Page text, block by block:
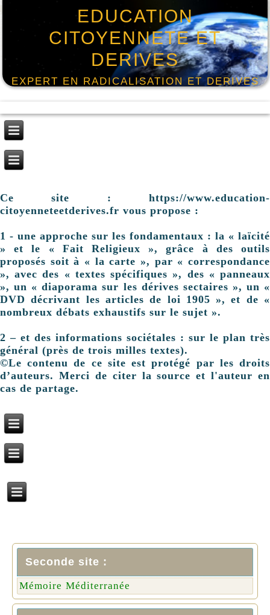
EDUCATION
CITOYENNETE ET
DERIVES
EXPERT EN RADICALISATION ET DERIVES
Ce site : https://www.education-
citoyenneteetderives.fr vous propose :
1 - une approche sur les fondamentaux : la « laïcité
» et le « Fait Religieux », grâce à des outils
proposés soit à « la carte », par « correspondance
», avec des « textes spécifiques », des « panneaux
», un « diaporama sur les dérives sectaires », un «
DVD décrivant les articles de loi 1905 », et de «
nombreux débats exhaustifs sur le sujet ».
2 – et des informations sociétales : sur le plan très
général (près de trois milles textes).
©Le contenu de ce site est protégé par les droits
d’auteurs. Merci de citer la source et l'auteur en
cas de partage.
Seconde site :
Mémoire Méditerranée